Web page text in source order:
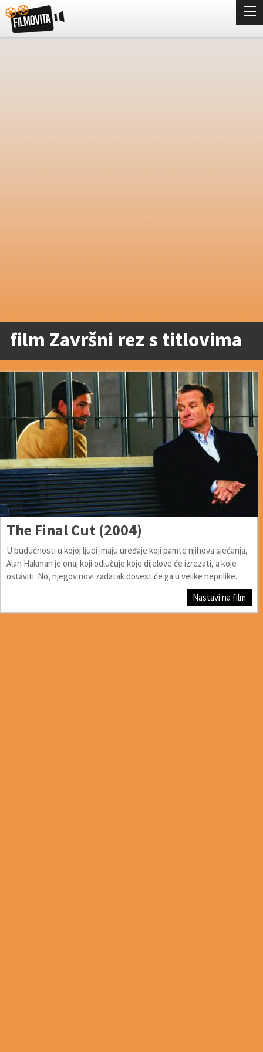
film Završni rez s titlovima
The Final Cut (2004)
U budućnosti u kojoj ljudi imaju uređaje koji pamte njihova sjećanja,
Alan Hakman je onaj koji odlučuje koje dijelove će izrezati, a koje
ostaviti. No, njegov novi zadatak dovest će ga u velike neprilike.
Nastavi na film